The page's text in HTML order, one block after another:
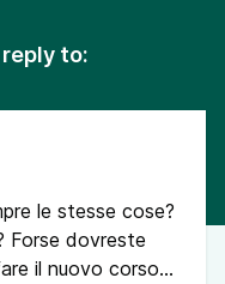
to:
le stesse cose?
Forse dovreste
il nuovo corso